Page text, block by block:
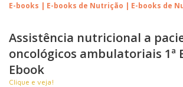
E-books | E-books de Nutrição | E-books de
Assistência nutricional a
oncológicos ambulatoriais 1ª
Ebook
Clique e veja!